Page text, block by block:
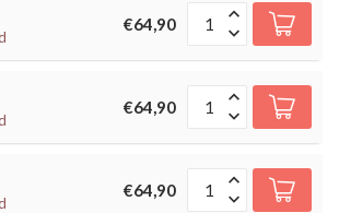
€64,90
€64,90
€64,90